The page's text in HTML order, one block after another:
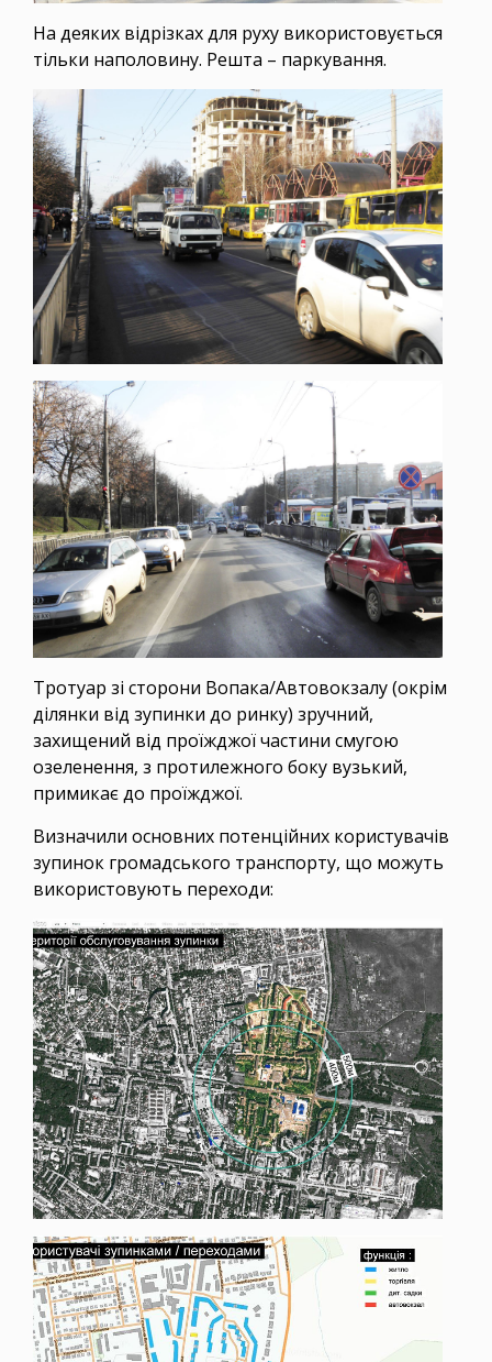
На деяких відрізках для руху використовується
тільки наполовину. Решта – паркування.
Тротуар зі сторони Вопака/Автовокзалу (окрім
ділянки від зупинки до ринку) зручний,
захищений від проїжджої частини смугою
озеленення, з протилежного боку вузький,
примикає до проїжджої.
Визначили основних потенційних користувачів
зупинок громадського транспорту, що можуть
використовують переходи: